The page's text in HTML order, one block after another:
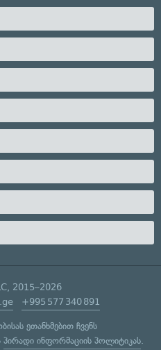
2015–2026
+995 577 340 891
ეთანხმებით ჩვენს
პირადი ინფორმაციის პოლიტიკას.